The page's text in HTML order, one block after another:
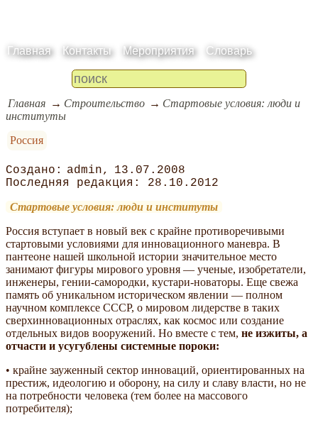
Главная Контакты Мероприятия Словарь
Главная Строительство
Стартовые условия: люди и
институты
Россия
admin
13.07.2008
28.10.2012
Стартовые условия: люди и институты
Россия вступает в новый век с крайне противоречивыми
стартовыми условиями для инновационного маневра. В
пантеоне нашей школьной истории значительное место
занимают фигуры мирового уровня — ученые, изобретатели,
инженеры, гении-самородки, кустари-новаторы. Еще свежа
память об уникальном историческом явлении — полном
научном комплексе СССР, о мировом лидерстве в таких
сверхинновационных отраслях, как космос или создание
отдельных видов вооружений. Но вместе с тем, не изжиты, а
отчасти и усугублены системные пороки:
• крайне зауженный сектор инноваций, ориентированных на
престиж, идеологию и оборону, на силу и славу власти, но не
на потребности человека (тем более на массового
потребителя);